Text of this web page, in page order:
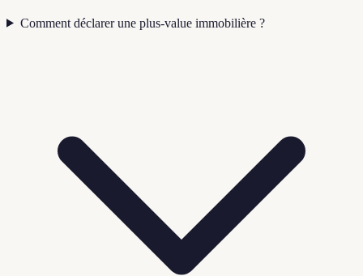
Comment déclarer une plus-value immobilière ?